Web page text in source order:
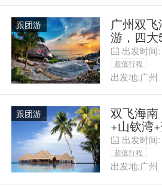
跟团游 广州双
游，四
小洞天+
岛灯塔
出发时间:
超值行程
出发地:广州
跟团游 双飞海
+山钦湾
送：大型
子军表演】
出发时间:
超值行程
出发地:广州